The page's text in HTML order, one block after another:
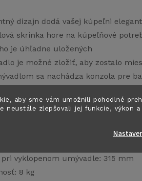
aby sme vám umožnili pohodlné
neustále zlepšovali jej funkcie, výkon
dizajn dodá vašej kúpeľni
skrinka hore na kúpeľňové
je úhľadne uložených
je možné zložiť, aby zostalo
sa nachádza konzola pre
biela
pri vyklopenom umývadle: 315 mm
8 kg